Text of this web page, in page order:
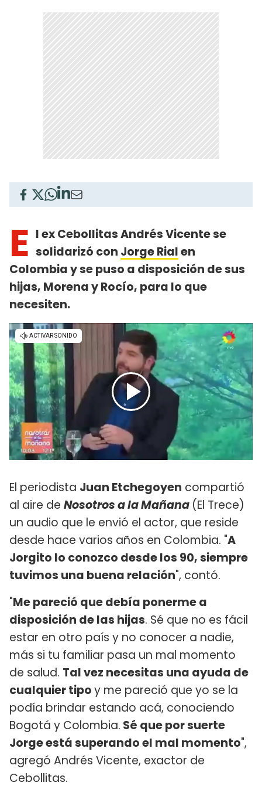
E l ex Cebollitas Andrés Vicente se
solidarizó con Jorge Rialen
Colombia y se puso a disposición de sus
hijas, Morena y Rocío, para lo que
necesiten.
El periodista Juan Etchegoyen compartió
al aire de Nosotros a la Mañana (El Trece)
un audio que le envió el actor, que reside
desde hace varios años en Colombia. "A
Jorgito lo conozco desde los 90, siempre
tuvimos una buena relación", contó.
"Me pareció que debía ponerme a
disposición de las hijas. Sé que no es fácil
estar en otro país y no conocer a nadie,
más si tu familiar pasa un mal momento
de salud. Tal vez necesitas una ayuda de
cualquier tipoy me pareció que yo se la
podía brindar estando acá, conociendo
Bogotá y Colombia. Sé que por suerte
Jorge está superando el mal momento",
agregó Andrés Vicente, exactor de
Cebollitas.